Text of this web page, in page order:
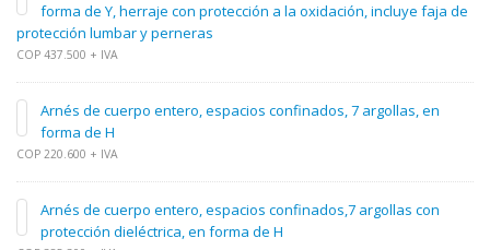
forma de Y, herraje con protección a la oxidación, incluye faja de
protección lumbar y perneras
COP 437.500 + IVA
Arnés de cuerpo entero, espacios confinados, 7 argollas, en
forma de H
COP 220.600 + IVA
Arnés de cuerpo entero, espacios confinados,7 argollas con
protección dieléctrica, en forma de H